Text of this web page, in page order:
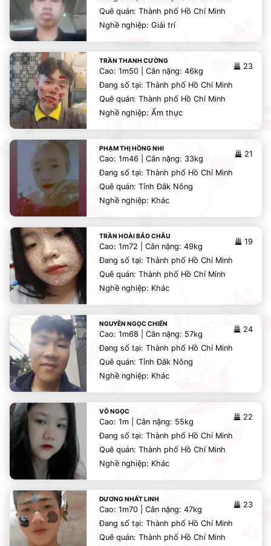
Quê quán: Thành phố Hồ Chí Minh
Nghề nghiệp: Giải trí
TRẦN THANH CƯỜNG
23
Cao: 1m50 | Cân nặng: 46kg
Đang số tại: Thành phố Hồ Chí Minh
Quê quán: Thành phố Hồ Chí Minh
Nghề nghiệp: Ẩm thực
PHẠM THỊ HỒNG NHI
21
Cao: 1m46 | Cân nặng: 33kg
Đang số tại: Thành phố Hồ Chí Minh
Quê quán: Tỉnh Đắk Nông
Nghề nghiệp: Khác
TRẦN HOÀI BẢO CHÂU
19
Cao: 1m72 | Cân nặng: 49kg
Đang số tại: Thành phố Hồ Chí Minh
Quê quán: Thành phố Hồ Chí Minh
Nghề nghiệp: Khác
NGUYỄN NGỌC CHIẾN
24
Cao: 1m68 | Cân nặng: 57kg
Đang số tại: Thành phố Hồ Chí Minh
Quê quán: Tỉnh Đắk Nông
Nghề nghiệp: Khác
VÕ NGỌC
22
Cao: 1m | Cân nặng: 55kg
Đang số tại: Thành phố Hồ Chí Minh
Quê quán: Thành phố Hồ Chí Minh
Nghề nghiệp: Khác
DƯƠNG NHẤT LINH
23
Cao: 1m70 | Cân nặng: 47kg
Đang số tại: Thành phố Hồ Chí Minh
Quê quán: Thành phố Hồ Chí Minh